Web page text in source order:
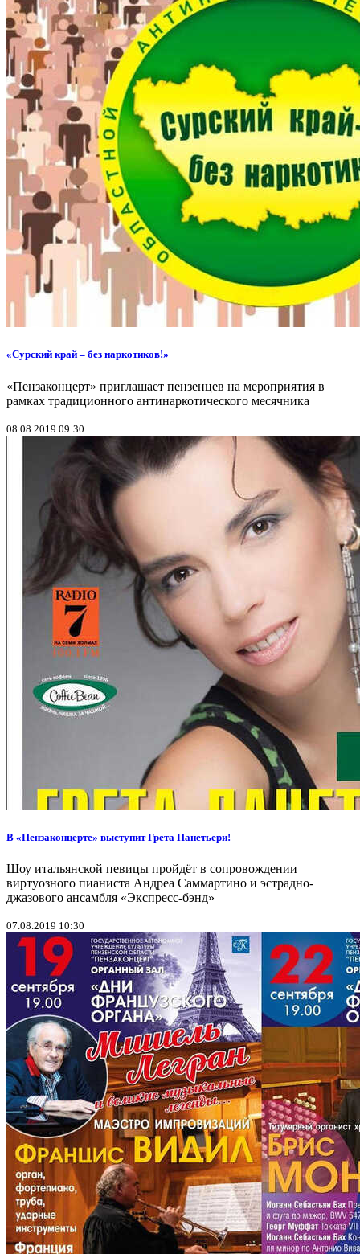
«Сурский край – без наркотиков!»
«Пензаконцерт» приглашает пензенцев на мероприятия в
рамках традиционного антинаркотического месячника
08.08.2019 09:30
В «Пензаконцерте» выступит Грета Панетьери!
Шоу итальянской певицы пройдёт в сопровождении
виртуозного пианиста Андреа Саммартино и эстрадно-
джазового ансамбля «Экспресс-бэнд»
07.08.2019 10:30